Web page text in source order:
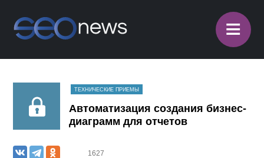
≡
ТЕХНИЧЕСКИЕ ПРИЕМЫ
Автоматизация создания бизнес-
диаграмм для отчетов
1627